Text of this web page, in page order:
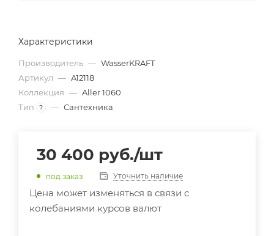
Характеристики
Производитель — WasserKRAFT
Артикул — A12118
Коллекция — Aller 1060
Тип
? — Сантехника
30 400 руб./шт
под заказ Уточнить наличие
Цена может изменяться в связи с
колебаниями курсов валют